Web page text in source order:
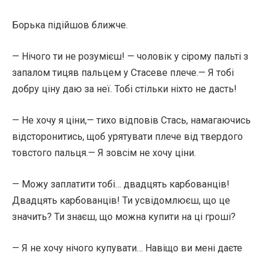
Борька підійшов ближче.
— Нічого ти не розумієш! — чоловік у сірому пальті з
запалом тицяв пальцем у Стасеве плече.— Я тобі
добру ціну даю за неї. Тобі стільки ніхто не дасть!
— Не хочу я ціни,— тихо відповів Стась, намагаючись
відсторонитись, щоб урятувати плече від твердого
товстого пальця.— Я зовсім не хочу ціни.
— Можу заплатити тобі… двадцять карбованців!
Двадцять карбованців! Ти усвідомлюєш, що це
значить? Ти знаєш, що можна купити на ці гроші?
— Я не хочу нічого купувати… Навіщо ви мені даєте